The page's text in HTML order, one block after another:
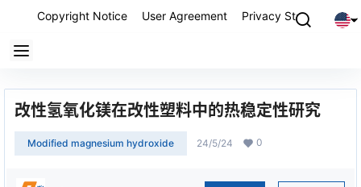
Copyright Notice User Agreement Privacy Statement
改性氢氧化镁在改性塑料中的热稳定性研究
Modified magnesium hydroxide 24/5/24 0